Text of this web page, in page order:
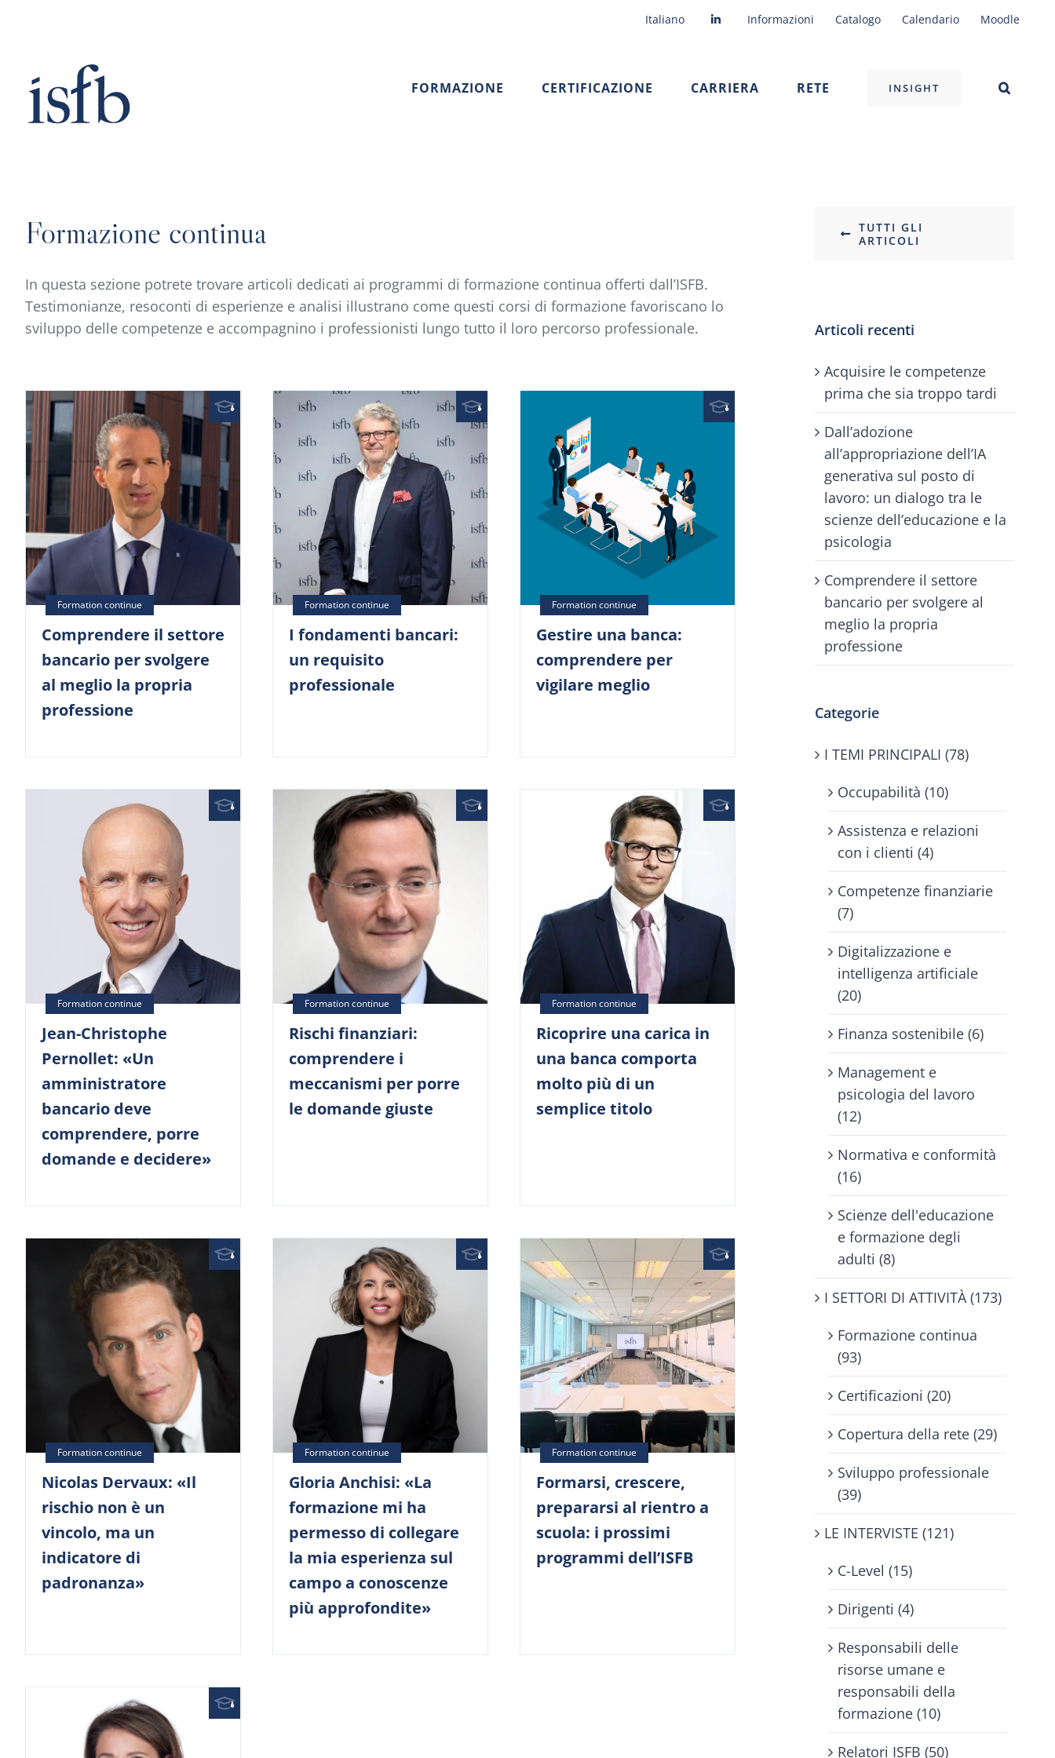
Italiano Informazioni Catalogo Calendario Moodle
FORMAZIONE CERTIFICAZIONE CARRIERA RETE INSIGHT
Formazione continua
In questa sezione potrete trovare articoli dedicati ai programmi di formazione continua offerti dall’ISFB.
Testimonianze, resoconti di esperienze e analisi illustrano come questi corsi di formazione favoriscano lo
sviluppo delle competenze e accompagnino i professionisti lungo tutto il loro percorso professionale.
Comprendere il settore
bancario per svolgere
al meglio la propria
professione
I fondamenti bancari:
un requisito
professionale
Gestire una banca:
comprendere per
vigilare meglio
Jean-Christophe
Pernollet: «Un
amministratore
bancario deve
comprendere, porre
domande e decidere»
Rischi finanziari:
comprendere i
meccanismi per porre
le domande giuste
Ricoprire una carica in
una banca comporta
molto più di un
semplice titolo
Nicolas Dervaux: «Il
rischio non è un
vincolo, ma un
indicatore di
padronanza»
Gloria Anchisi: «La
formazione mi ha
permesso di collegare
la mia esperienza sul
campo a conoscenze
più approfondite»
Formarsi, crescere,
prepararsi al rientro a
scuola: i prossimi
programmi dell’ISFB
TUTTI GLI
ARTICOLI
Articoli recenti
Acquisire le competenze
prima che sia troppo tardi
Dall’adozione
all’appropriazione dell’IA
generativa sul posto di
lavoro: un dialogo tra le
scienze dell’educazione e la
psicologia
Comprendere il settore
bancario per svolgere al
meglio la propria
professione
Categorie
I TEMI PRINCIPALI (78)
Occupabilità (10)
Assistenza e relazioni
con i clienti (4)
Competenze finanziarie
(7)
Digitalizzazione e
intelligenza artificiale
(20)
Finanza sostenibile (6)
Management e
psicologia del lavoro
(12)
Normativa e conformità
(16)
Scienze dell'educazione
e formazione degli
adulti (8)
I SETTORI DI ATTIVITÀ (173)
Formazione continua
(93)
Certificazioni (20)
Copertura della rete (29)
Sviluppo professionale
(39)
LE INTERVISTE (121)
C-Level (15)
Dirigenti (4)
Responsabili delle
risorse umane e
responsabili della
formazione (10)
Relatori ISFB (50)